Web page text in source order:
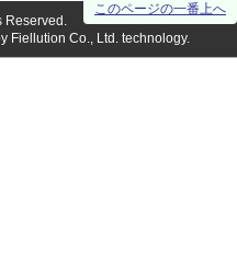
このページの一番上へ
Reserved.
Fiellution Co., Ltd. technology.